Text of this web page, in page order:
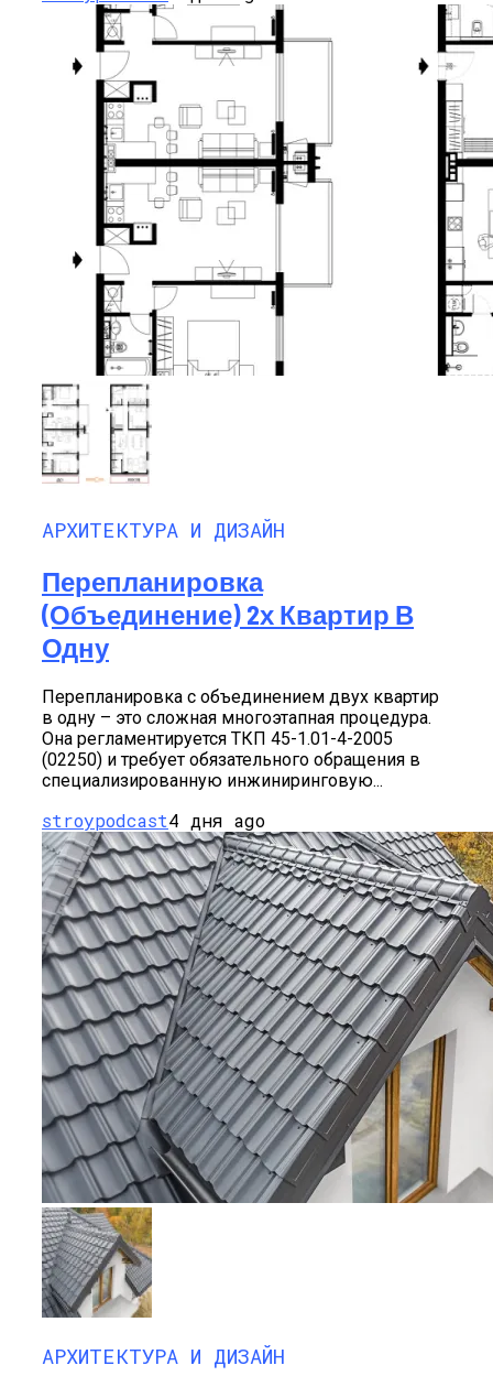
АРХИТЕКТУРА И ДИЗАЙН
Перепланировка
(объединение) 2х Квартир В
Одну
Перепланировка с объединением двух квартир
в одну – это сложная многоэтапная процедура.
Она регламентируется ТКП 45-1.01-4-2005
(02250) и требует обязательного обращения в
специализированную инжиниринговую...
stroypodcast4 дня ago
АРХИТЕКТУРА И ДИЗАЙН